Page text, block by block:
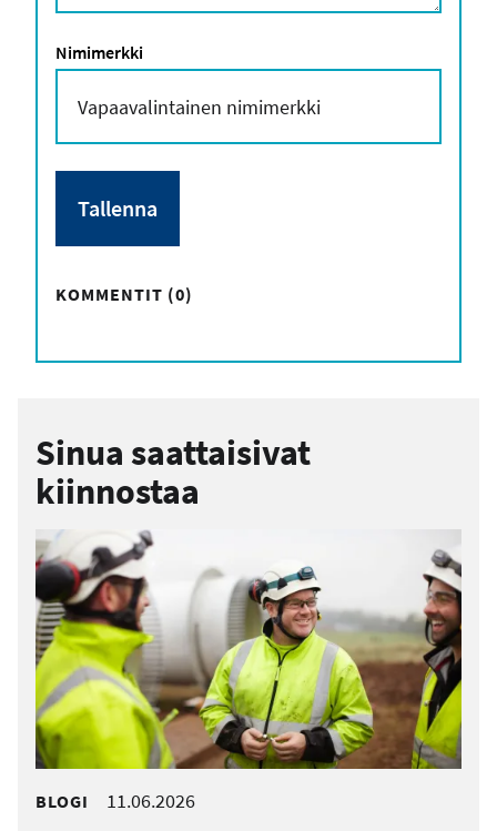
Nimimerkki
KOMMENTIT (0)
Sinua saattaisivat
kiinnostaa
BLOGI 11.06.2026